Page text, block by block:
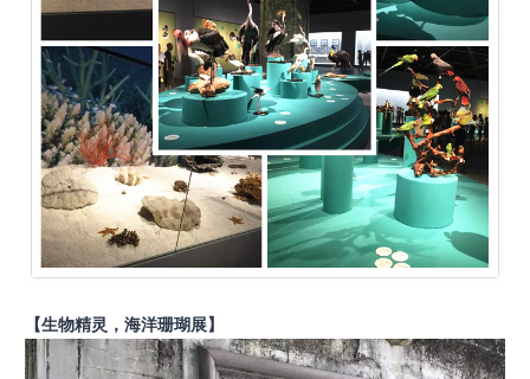
【生物精灵，海洋珊瑚展】